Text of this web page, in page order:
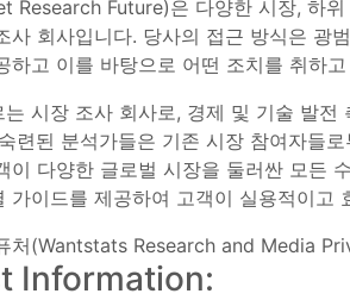
Research Future)은 다양한 시장, 하
사 회사입니다. 당사의 접근 방식은 광
하고 이를 바탕으로 어떤 조치를 취하
는 시장 조사 회사로, 경제 및 기술 발
련된 분석가들은 기존 시장 참여자들
이 다양한 글로벌 시장을 둘러싼 모든
가이드를 제공하여 고객이 실용적이고
처(Wantstats Research and Media
Information: